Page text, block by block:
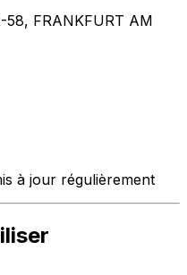
58, FRANKFURT AM
à jour régulièrement